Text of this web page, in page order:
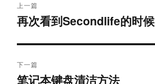
章
航
上一篇
上
文
章：
再次看到Secondlife的时候
下一篇
下
笔记本键盘清洁方法